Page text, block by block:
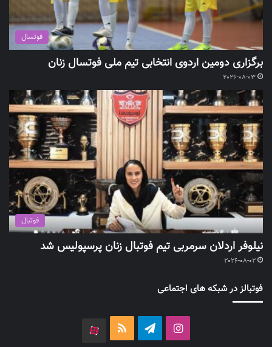
فوتسال
برگزاری دومین اردوی انتخابی تیم ملی فوتسال زنان
2026-08-03
فوتبال
نیلوفر اردلان سرمربی تیم فوتبال زنان پرسپولیس شد
2026-08-02
فوتبالز در شبکه های اجتماعی
اینستاگرامتلگرام خوراک